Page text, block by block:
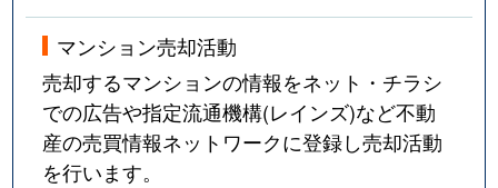
マンション売却活動
売却するマンションの情報をネット・チラシ
での広告や指定流通機構(レインズ)など不動
産の売買情報ネットワークに登録し売却活動
を行います。